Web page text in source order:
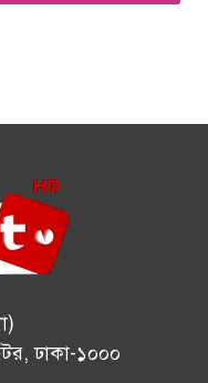
ঢাকা-১০০০